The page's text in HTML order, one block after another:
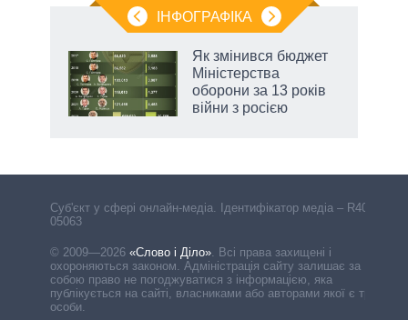
ІНФОГРАФІКА
Як змінився бюджет
Міністерства
оборони за 13 років
війни з росією
Cуб'єкт у сфері онлайн-медіа. Ідентифікатор медіа – R40-
05063
© 2009—2026 «Слово і Діло». Всі права захищені і
охороняються законом. Адміністрація сайту залишає за
собою право не погоджуватися з інформацією, яка
публікується на сайті, власниками або авторами якої є треті
особи.